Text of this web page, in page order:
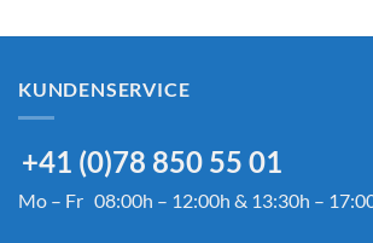
KUNDENSERVICE
+41 (0)78 850 55 01
Mo – Fr 08:00h – 12:00h & 13:30h –